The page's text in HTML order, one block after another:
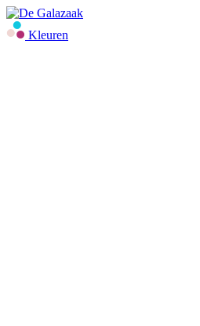
Kleuren